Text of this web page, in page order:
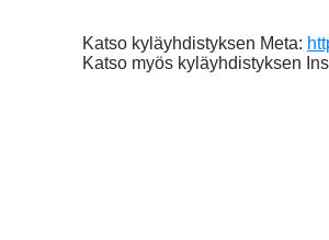
Katso kyläyhdistyksen Meta:
Katso myös kyläyhdistyksen